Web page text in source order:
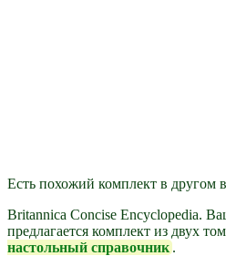
Есть похожий комплект в другом
Britannica Concise Encyclopedia.
предлагается комплект из двух
настольный справочник .